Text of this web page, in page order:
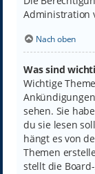
Administration
Nach oben
Was sind
Wichtige
sehen. Sie
du sie lesen
hängt es von
Themen
stellt die